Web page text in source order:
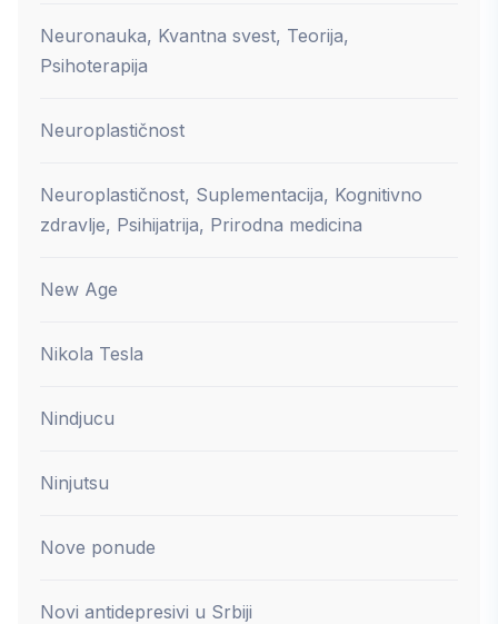
Neuronauka, Kvantna svest, Teorija,
Psihoterapija
Neuroplastičnost
Neuroplastičnost, Suplementacija, Kognitivno
zdravlje, Psihijatrija, Prirodna medicina
New Age
Nikola Tesla
Nindjucu
Ninjutsu
Nove ponude
Novi antidepresivi u Srbiji